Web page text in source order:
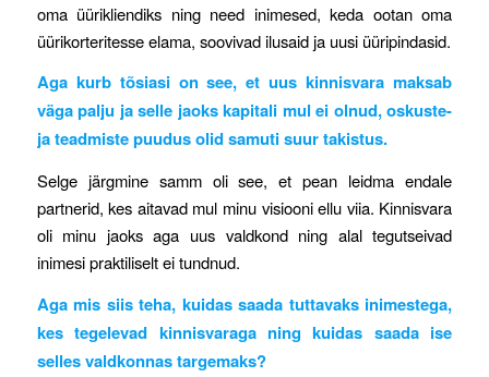
oma üürikliendiks ning need inimesed, keda ootan oma
üürikorteritesse elama, soovivad ilusaid ja uusi üüripindasid.
Aga kurb tõsiasi on see, et uus kinnisvara maksab
väga palju ja selle jaoks kapitali mul ei olnud, oskuste-
ja teadmiste puudus olid samuti suur takistus.
Selge järgmine samm oli see, et pean leidma endale
partnerid, kes aitavad mul minu visiooni ellu viia. Kinnisvara
oli minu jaoks aga uus valdkond ning alal tegutseivad
inimesi praktiliselt ei tundnud.
Aga mis siis teha, kuidas saada tuttavaks inimestega,
kes tegelevad kinnisvaraga ning kuidas saada ise
selles valdkonnas targemaks?